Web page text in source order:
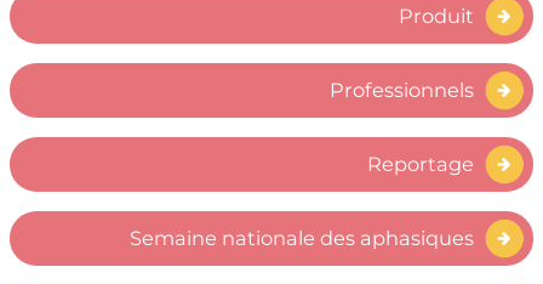
Produit
Professionnels
Reportage
Semaine nationale des aphasiques